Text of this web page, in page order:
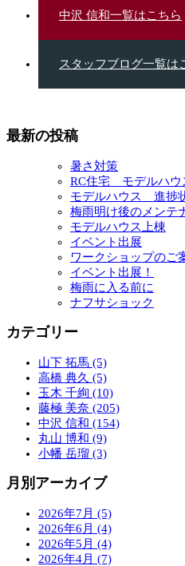
中沢 信和一覧はこちら
スタッフブログ一覧は
最新の投稿
暑さ対策
RC住宅 モデルハウ
モデルハウス 進捗
梅雨明け後のメンテ
モデルハウス上棟
イベント出展
ワークショップのご
イベント出展！
梅雨に入る前に
ナフサショック
カテゴリー
山下 拓馬 (5)
高橋 典久 (5)
玉木 千絢 (10)
藤極 美奈 (205)
中沢 信和 (154)
丸山 博和 (9)
小幡 岳瑠 (3)
月別アーカイブ
2026年7月 (5)
2026年6月 (4)
2026年5月 (4)
2026年4月 (7)